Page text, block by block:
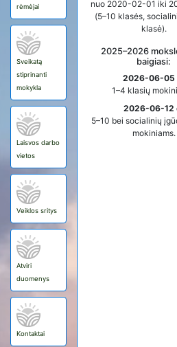
rėmėjai
Sveikatą
stiprinanti
mokykla
Laisvos darbo
vietos
Veiklos sritys
Atviri
duomenys
Kontaktai
nuo 2020-02-01 iki
(5–10 klasės,
klasė).
2025–2026
baigiasi:
2026-06-05
1–4 klasių
2026-06-12
5–10 bei socialinių
mokiniams.